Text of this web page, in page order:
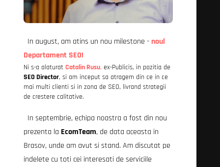
In august, am atins un nou milestone - noul
Departament SEO!
Ni s-a alaturat Catalin Rusu, ex-Publicis, in pozitia de
SEO Director, si am inceput sa atragem din ce in ce
mai multi clienti si in zona de SEO, livrand strategii
de crestere calitative.
In septembrie, echipa noastra a fost din nou
prezenta la EcomTeam, de data aceasta in
Brasov, unde am avut si stand. Am discutat pe
indelete cu toti cei interesati de serviciile